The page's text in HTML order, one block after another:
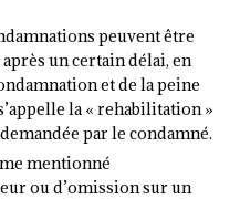
peuvent être
un certain délai, en
et de la peine
la « rehabilitation »
par le condamné.
mentionné
ou d’omission sur un